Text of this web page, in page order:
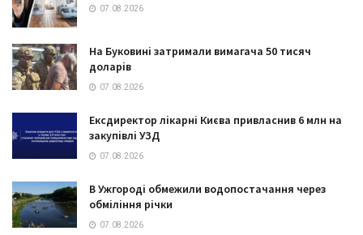
07.08.2026
На Буковині затримали вимагача 50 тисяч
доларів
07.08.2026
Ексдиректор лікарні Києва привласнив 6 млн на
закупівлі УЗД
07.08.2026
В Ужгороді обмежили водопостачання через
обміління річки
07.08.2026